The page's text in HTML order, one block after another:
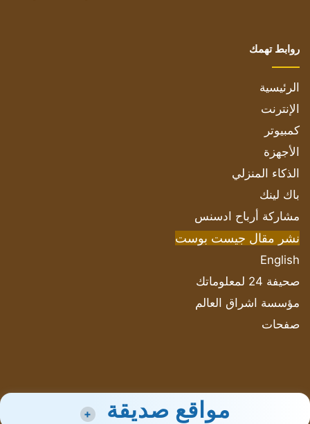
روابط تهمك
الرئيسية
الإنترنت
كمبيوتر
الأجهزة
الذكاء المنزلي
باك لينك
مشاركة أرباح ادسنس
نشر مقال جيست بوست
English
صحيفة 24 لمعلوماتك
مؤسسة اشراق العالم
صفحات
مواقع صديقة +